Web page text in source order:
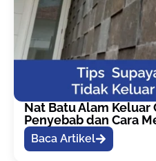
Nat Batu Alam Keluar
Penyebab dan Cara
Baca Artikel